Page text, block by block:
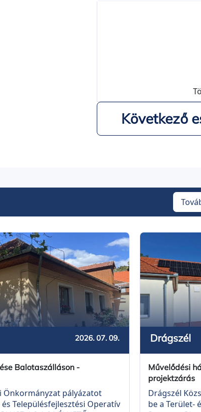
Következő
2026. 07. 09.
Balotaszálláson -
Önkormányzat pályázatot
Településfejlesztési Operatív
Drágszél
Művelődési
projektzárás
Drágszél
be a Terület-